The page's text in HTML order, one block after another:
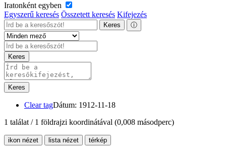
Iratonként egyben
Egyszerű keresés Összetett keresés Kifejezés
Keres ⓘ
Keres
Keres
Clear tagDátum: 1912-11-18
1 találat / 1 földrajzi koordinátával (0,008 másodperc)
ikon nézet lista nézet térkép